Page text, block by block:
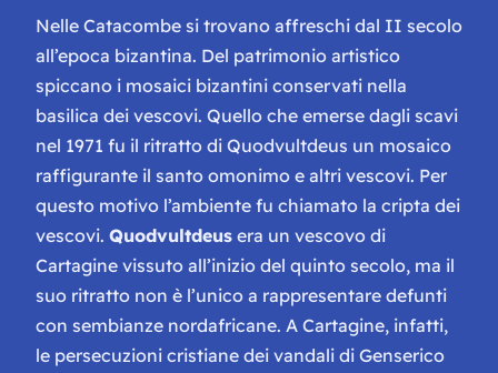
Nelle Catacombe si trovano affreschi dal II secolo
all’epoca bizantina. Del patrimonio artistico
spiccano i mosaici bizantini conservati nella
basilica dei vescovi. Quello che emerse dagli scavi
nel 1971 fu il ritratto di Quodvultdeus un mosaico
raffigurante il santo omonimo e altri vescovi. Per
questo motivo l’ambiente fu chiamato la cripta dei
vescovi. Quodvultdeus era un vescovo di
Cartagine vissuto all’inizio del quinto secolo, ma il
suo ritratto non è l’unico a rappresentare defunti
con sembianze nordafricane. A Cartagine, infatti,
le persecuzioni cristiane dei vandali di Genserico